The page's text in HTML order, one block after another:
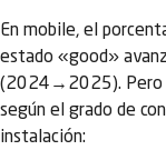
En mobile, el
estado «good»
(2024→2025). Pero
según el grado de
instalación: